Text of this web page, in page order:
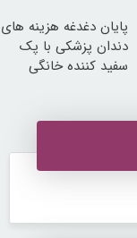
پایان دغدغه هزینه های
دندان پزشکی با پک
سفید کننده خانگی